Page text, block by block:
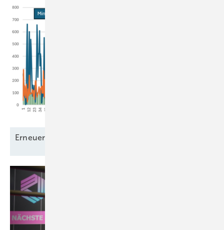
Erneuerbare Grundlast – ein